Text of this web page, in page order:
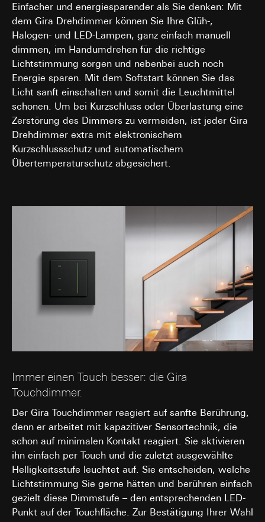
Einfacher und energiesparender als Sie denken: Mit
dem Gira Drehdimmer können Sie Ihre Glüh-,
Halogen- und LED-Lampen, ganz einfach manuell
dimmen, im Handumdrehen für die richtige
Lichtstimmung sorgen und nebenbei auch noch
Energie sparen. Mit dem Softstart können Sie das
Licht sanft einschalten und somit die Leuchtmittel
schonen. Um bei Kurzschluss oder Überlastung eine
Zerstörung des Dimmers zu vermeiden, ist jeder Gira
Drehdimmer extra mit elektronischem
Kurzschlussschutz und automatischem
Übertemperaturschutz abgesichert.
Immer einen Touch besser: die Gira
Touchdimmer.
Der Gira Touchdimmer reagiert auf sanfte Berührung,
denn er arbeitet mit kapazitiver Sensortechnik, die
schon auf minimalen Kontakt reagiert. Sie aktivieren
ihn einfach per Touch und die zuletzt ausgewählte
Helligkeitsstufe leuchtet auf. Sie entscheiden, welche
Lichtstimmung Sie gerne hätten und berühren einfach
gezielt diese Dimmstufe – den entsprechenden LED-
Punkt auf der Touchfläche. Zur Bestätigung Ihrer Wahl